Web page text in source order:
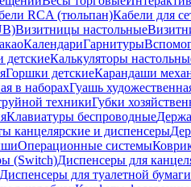
RCA (тюльпан)Кабели для
Визитницы настольные
КалендариГарнитуры
детскиеКалькуляторы
Горшки детскиеКарандаши
в наборахГуашь
техникиГубки
Клавиатуры беспроводные
канцелярские и диспенсеры
Операционные системы
(Switch)Диспенсеры для
Диспенсеры для туалетной бумаги